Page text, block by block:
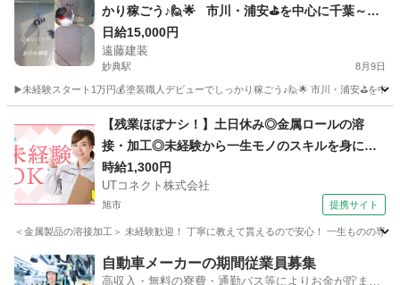
かり稼ごう♪🙋🌟 市川・浦安⛳を中心に千葉～東
京近郊などで活躍している 外壁塗装専門店、遠藤
建装です🙂
日給15,000円
遠藤建装
妙典駅 8月9日
▶️未経験スタート1万円💰塗装職人デビューでしっかり稼ごう♪🙋🌟 市川・浦安⛳を中
妙典駅 その他 外壁塗装
【残業ほぼナシ！】土日休み◎金属ロールの溶
接・加工◎未経験から一生モノのスキルを身につ
けられます♪メーカーへの転籍支援制度あり◎男性
活躍中！＜千葉県香取市＞
時給1,300円
UTコネクト株式会社
旭市 提携サイト
＜金属製品の溶接加工＞ 未経験歓迎！ 丁寧に教えて貰えるので安心！ 一生ものの
千葉 旭市 大工
自動車メーカーの期間従業員募集
高収入・無料の寮費・通勤バス等によりお金が貯まり